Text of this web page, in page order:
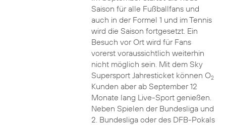
Saison für alle Fußballfans und
auch in der Formel 1 und im Tennis
wird die Saison fortgesetzt. Ein
Besuch vor Ort wird für Fans
vorerst voraussichtlich weiterhin
nicht möglich sein. Mit dem Sky
Supersport Jahresticket können O2
Kunden aber ab September 12
Monate lang Live-Sport genießen.
Neben Spielen der Bundesliga und
2. Bundesliga oder des DFB-Pokals